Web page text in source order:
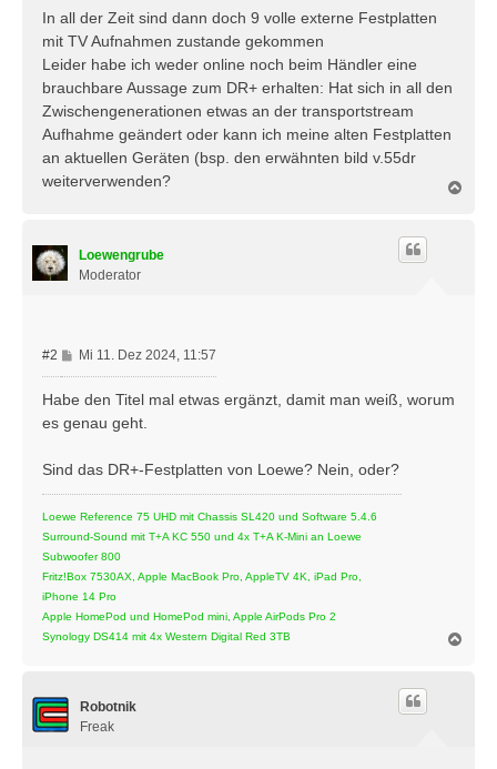
In all der Zeit sind dann doch 9 volle externe Festplatten
mit TV Aufnahmen zustande gekommen
Leider habe ich weder online noch beim Händler eine
brauchbare Aussage zum DR+ erhalten: Hat sich in all den
Zwischengenerationen etwas an der transportstream
Aufhahme geändert oder kann ich meine alten Festplatten
an aktuellen Geräten (bsp. den erwähnten bild v.55dr
weiterverwenden?
Loewengrube
Moderator
#2
B
e
r
g
Mi 11. Dez 2024, 11:57
Habe den Titel mal etwas ergänzt, damit man weiß, worum
es genau geht.
Sind das DR+-Festplatten von Loewe? Nein, oder?
Loewe Reference 75 UHD mit Chassis SL420 und Software 5.4.6
Surround-Sound mit T+A KC 550 und 4x T+A K-Mini an Loewe
Subwoofer 800
Fritz!Box 7530AX, Apple MacBook Pro, AppleTV 4K, iPad Pro,
iPhone 14 Pro
Apple HomePod und HomePod mini, Apple AirPods Pro 2
Synology DS414 mit 4x Western Digital Red 3TB
Robotnik
Freak